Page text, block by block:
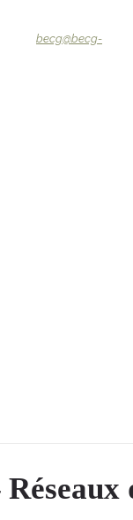
becg@becg-